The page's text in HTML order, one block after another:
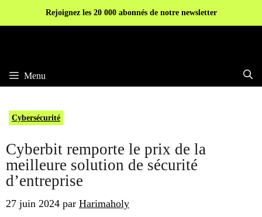
Rejoignez les 20 000 abonnés de notre newsletter
Menu
Cybersécurité
Cyberbit remporte le prix de la
meilleure solution de sécurité
d’entreprise
27 juin 2024 par Harimaholy